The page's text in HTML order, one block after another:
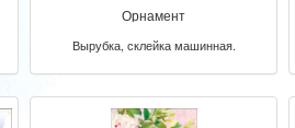
Орнамент
Вырубка, склейка машинная.